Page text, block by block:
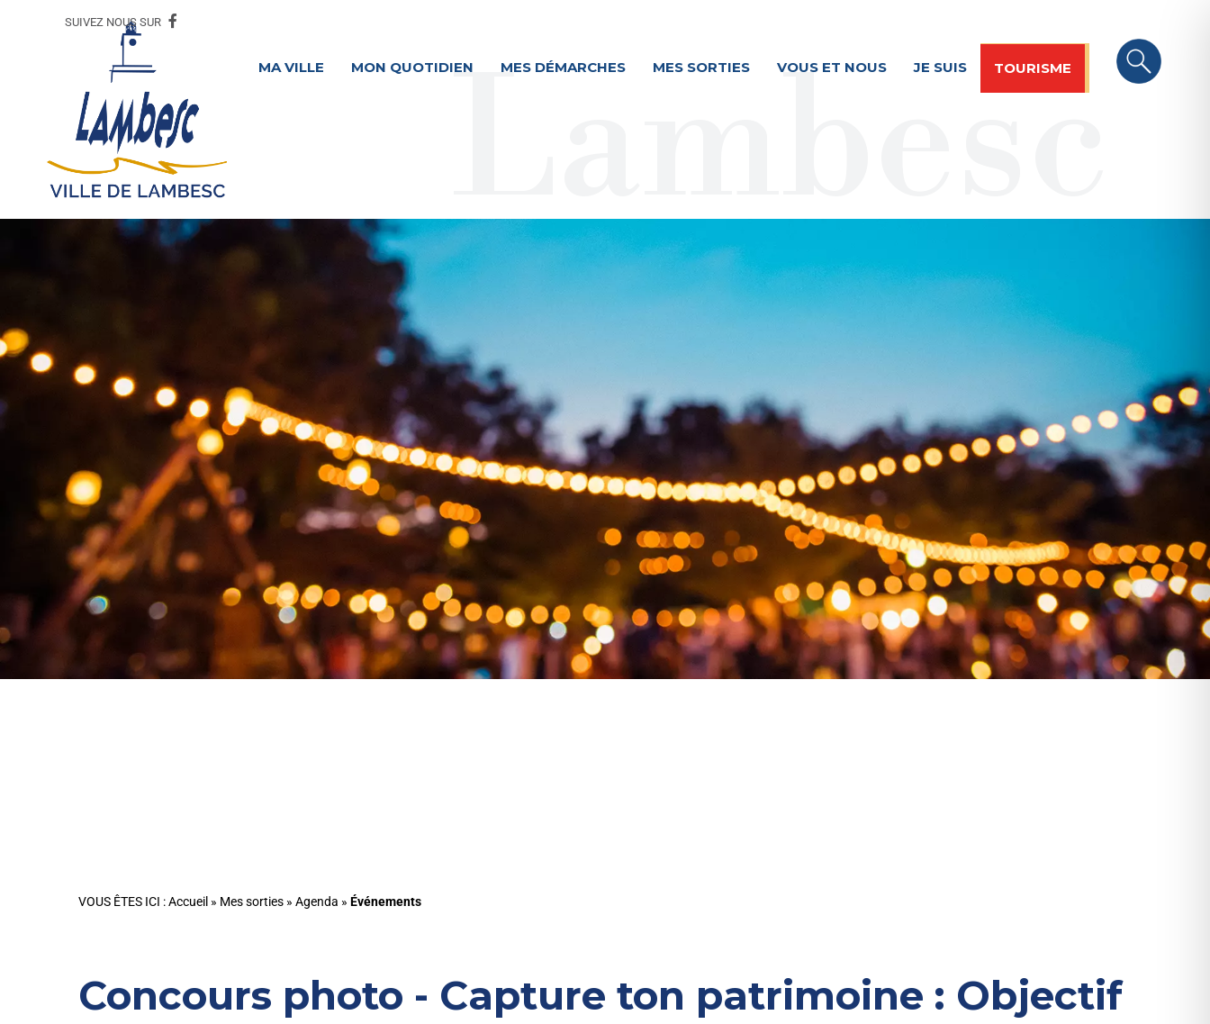
SUIVEZ NOUS SUR
MA VILLE MON QUOTIDIEN MES DÉMARCHES MES SORTIES VOUS ET NOUS JE SUIS TOURISME
VOUS ÊTES ICI :Accueil » Mes sorties » Agenda » Événements
Concours photo - Capture ton patrimoine : Objectif